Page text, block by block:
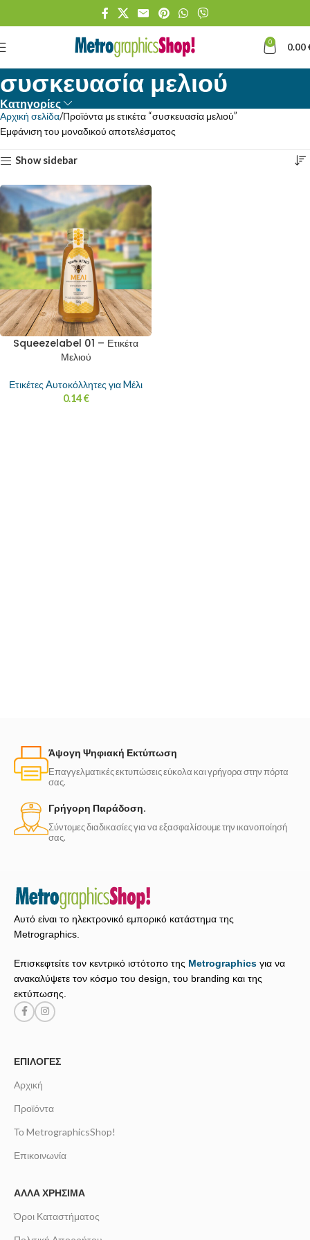
0 0.00
συσκευασία μελιού
Κατηγορίες
Αρχική σελίδα Προϊόντα με ετικέτα “συσκευασία μελιού”
Εμφάνιση του μοναδικού αποτελέσματος
Show sidebar
Squeezelabel 01 – Ετικέτα
Μελιού
Ετικέτες Aυτοκόλλητες για Mέλι
0.14€
Άψογη Ψηφιακή Εκτύπωση
Επαγγελματικές εκτυπώσεις εύκολα και γρήγορα στην πόρτα
σας.
Γρήγορη Παράδοση.
Σύντομες διαδικασίες για να εξασφαλίσουμε την ικανοποίησή
σας.
Αυτό είναι το ηλεκτρονικό εμπορικό κατάστημα της
Metrographics.
Επισκεφτείτε τον κεντρικό ιστότοπο της Metrographics για να
ανακαλύψετε τον κόσμο του design, του branding και της
εκτύπωσης.
ΕΠΙΛΟΓΈΣ
Αρχική
Προϊόντα
Το MetrographicsShop!
Επικοινωνία
ΆΛΛΑ ΧΡΉΣΙΜΑ
Όροι Καταστήματος